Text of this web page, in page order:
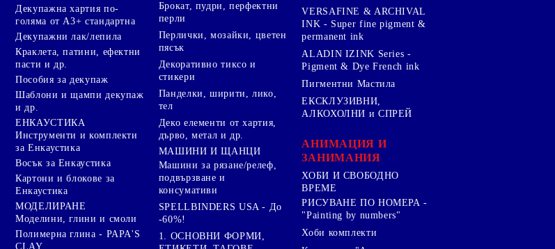
Декупажна хартия по-
голяма от А3+ стандартна
Декупажни лак/лепила
Краклета, патини, ефектни
пасти и др.
Пособия за декупаж
Шаблони и щампи декупаж
и др.
ЕНКАУСТИКА
Инструменти и комплекти
за Енкаустика
Восък за Енкаустика
Картони и блокове за
Енкаустика
МОДЕЛИРАНЕ
Моделини, глини и смоли
Полимерна глина - PAPA'S
CLAY
Брокат, пудри, перфектни
перли
Перлички, мозайки, цветен
пясък
Декоративно тиксо и
стикери
Панделки, ширити, лико,
тел
Деко елементи от хартия,
дърво, метал и др.
МАШИНИ И ЩАНЦИ
Машини за рязане/релеф,
подвързване и
консумативи
SPELLBINDERS USA - До
-60%!
1. ОСНОВНИ ФОРМИ,
VERSAFINE & ARCHIVAL
INK - Super fine pigment &
permanent ink
ALADIN IZINK Series -
Pigment & Dye French ink
Пигментни Мастила
ЕКСКЛУЗИВНИ,
АЛКОХОЛНИ и СПРЕЙ
АНИМАЦИЯ И
ЗАНИМАНИЯ
ХОБИ И СВОБОДНО
ВРЕМЕ
РИСУВАНЕ ПО НОМЕРА -
"Painting by numbers"
Хоби комплекти